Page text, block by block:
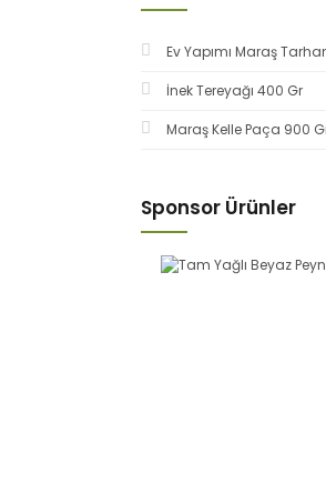
Ev Yapımı Maraş
İnek Tereyağı 400 Gr
Maraş Kelle Paça 900
Sponsor Ürünler